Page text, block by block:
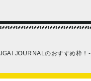
JOURNALのおすすめ枠！-